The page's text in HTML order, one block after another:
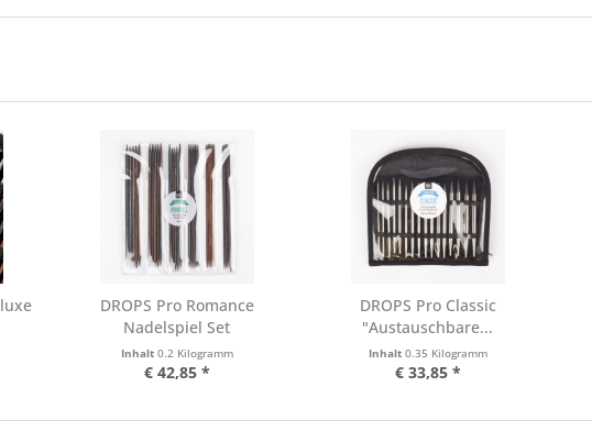
DROPS Pro Romance
Nadelspiel Set
Inhalt 0.2 Kilogramm
€ 42,85 *
DROPS Pro Classic
"Austauschbare...
Inhalt 0.35 Kilogramm
€ 33,85 *